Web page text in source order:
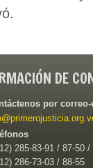
DE
por
285-83-91 / 87-50 /
286-73-03 / 88-55